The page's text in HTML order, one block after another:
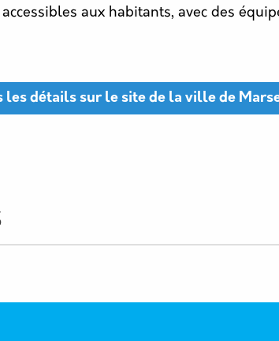
aux habitants, avec des
les détails sur le site de la ville de